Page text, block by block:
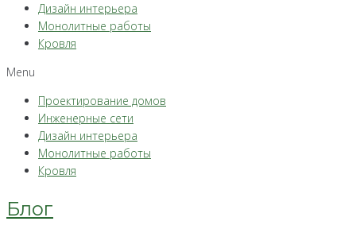
Дизайн интерьера
Монолитные работы
Кровля
Menu
Проектирование домов
Инженерные сети
Дизайн интерьера
Монолитные работы
Кровля
Блог